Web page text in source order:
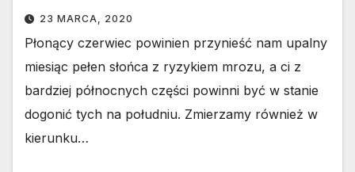
23 MARCA, 2020
Płonący czerwiec powinien przynieść nam upalny
miesiąc pełen słońca z ryzykiem mrozu, a ci z
bardziej północnych części powinni być w stanie
dogonić tych na południu. Zmierzamy również w
kierunku…